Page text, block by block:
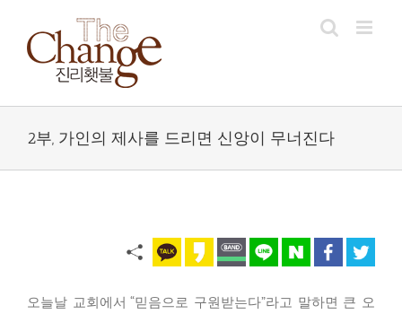
content
2부, 가인의 제사를 드리면 신앙이 무너진다
오늘날 교회에서 “믿음으로 구원받는다”라고 말하면 큰 오